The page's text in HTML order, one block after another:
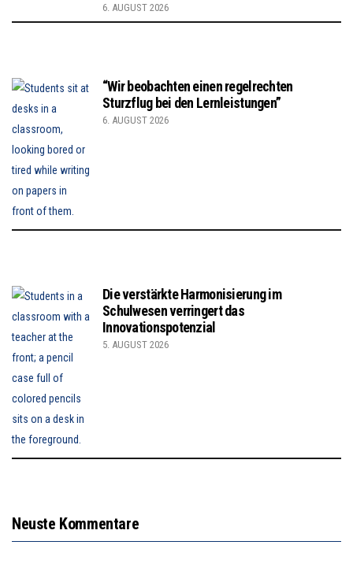
6. AUGUST 2026
“Wir beobachten einen regelrechten
Sturzflug bei den Lernleistungen”
6. AUGUST 2026
Die verstärkte Harmonisierung im
Schulwesen verringert das
Innovationspotenzial
5. AUGUST 2026
Neuste Kommentare